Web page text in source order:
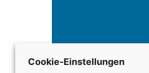
Cookie-Einstellungen